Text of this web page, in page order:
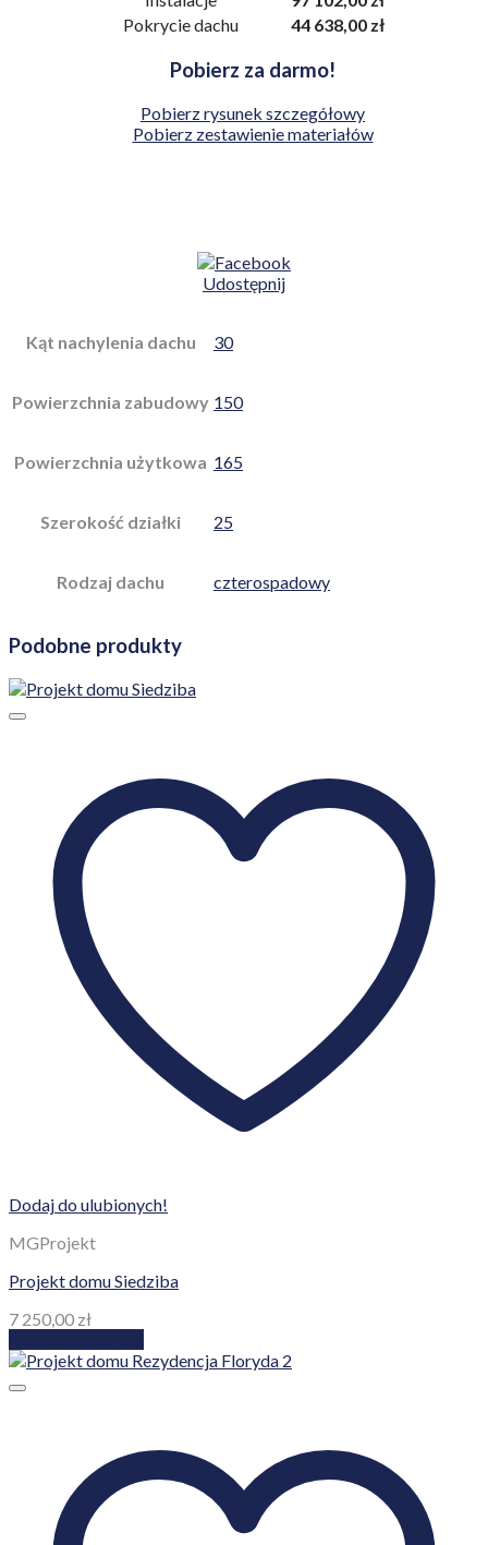
Pokrycie dachu
44 638,00 zł
Pobierz za darmo!
Pobierz rysunek szczegółowy
Pobierz zestawienie materiałów
Udostępnij
Kąt nachylenia dachu 30
Powierzchnia zabudowy 150
Powierzchnia użytkowa 165
Szerokość działki 25
Rodzaj dachu czterospadowy
Podobne produkty
Dodaj do ulubionych!
MGProjekt
Projekt domu Siedziba
7 250,00 zł